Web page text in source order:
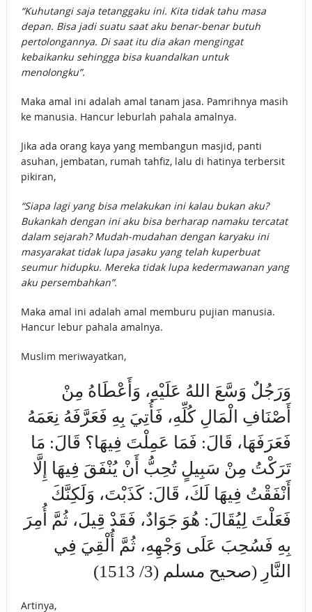
“Kuhutangi saja tetanggaku ini. Kita tidak tahu masa
depan. Bisa jadi suatu saat aku benar-benar butuh
pertolongannya. Di saat itu dia akan mengingat
kebaikanku sehingga bisa kuandalkan untuk
menolongku”.
Maka amal ini adalah amal tanam jasa. Pamrihnya masih
ke manusia. Hancur leburlah pahala amalnya.
Jika ada orang kaya yang membangun masjid, panti
asuhan, jembatan, rumah tahfiz, lalu di hatinya terbersit
pikiran,
“Siapa lagi yang bisa melakukan ini kalau bukan aku?
Bukankah dengan ini aku bisa berharap namaku tercatat
dalam sejarah? Mudah-mudahan dengan karyaku ini
masyarakat tidak lupa jasaku yang telah kuperbuat
seumur hidupku. Mereka tidak lupa kedermawanan yang
aku persembahkan”.
Maka amal ini adalah amal memburu pujian manusia.
Hancur lebur pahala amalnya.
Muslim meriwayatkan,
وَرَجُلٌ وَسَّعَ اللهُ عَلَيْهِ، وَأَعْطَاهُ مِنْ
أَصْنَافِ الْمَالِ كُلِّهِ، فَأُتِيَ بِهِ فَعَرَّفَهُ نِعَمَهُ
فَعَرَفَهَا، قَالَ: فَمَا عَمِلْتَ فِيهَا؟ قَالَ: مَا
تَرَكْتُ مِنْ سَبِيلٍ تُحِبُّ أَنْ يُنْفَقَ فِيهَا إِلَّا
أَنْفَقْتُ فِيهَا لَكَ، قَالَ: كَذَبْتَ، وَلَكِنَّكَ
فَعَلْتَ لِيُقَالَ: هُوَ جَوَادٌ، فَقَدْ قِيلَ، ثُمَّ أُمِرَ
بِهِ فَسُحِبَ عَلَى وَجْهِهِ، ثُمَّ أُلْقِيَ فِي
النَّارِ (صحيح مسلم (3/ 1513)
Artinya,